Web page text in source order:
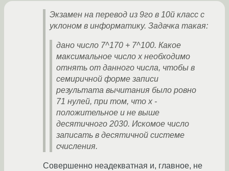
Экзамен на перевод из 9го в 10й класс с
уклоном в информатику. Задачка такая:
дано число 7^170 + 7^100. Какое
максимальное число x необходимо
отнять от данного числа, чтобы в
семиричной форме записи
результата вычитания было ровно
71 нулей, при том, что x -
положительное и не выше
десятичного 2030. Искомое число
записать в десятичной системе
счисления.
Совершенно неадекватная и, главное, не